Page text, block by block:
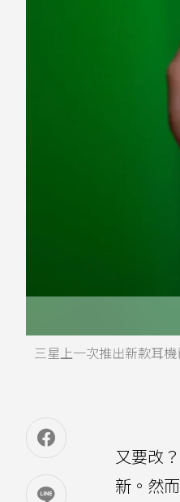
三星上一次推出新款耳
又要改
新。然